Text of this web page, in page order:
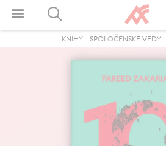
KNIHY- SPOLOČENSKÉ VEDY-